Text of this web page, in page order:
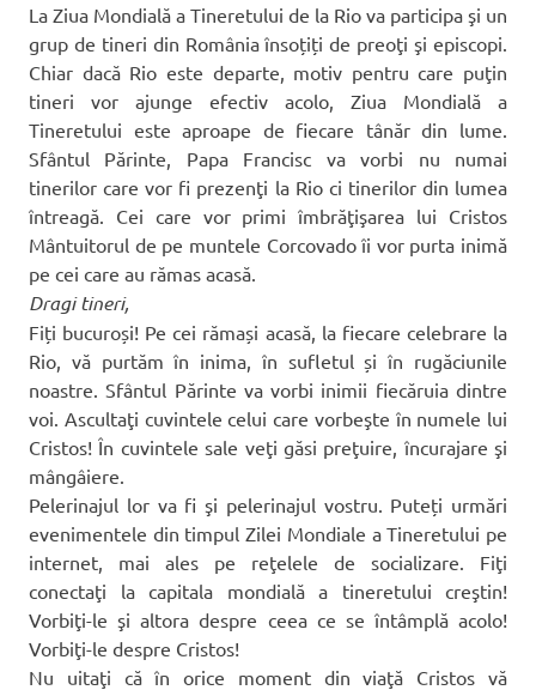
La Ziua Mondială a Tineretului de la Rio va participa şi un
grup de tineri din România însoțiți de preoţi şi episcopi.
Chiar dacă Rio este departe, motiv pentru care puţin
tineri vor ajunge efectiv acolo, Ziua Mondială a
Tineretului este aproape de fiecare tânăr din lume.
Sfântul Părinte, Papa Francisc va vorbi nu numai
tinerilor care vor fi prezenţi la Rio ci tinerilor din lumea
întreagă. Cei care vor primi îmbrăţişarea lui Cristos
Mântuitorul de pe muntele Corcovado îi vor purta inimă
pe cei care au rămas acasă.
Dragi tineri,
Fiți bucuroși! Pe cei rămași acasă, la fiecare celebrare la
Rio, vă purtăm în inima, în sufletul și în rugăciunile
noastre. Sfântul Părinte va vorbi inimii fiecăruia dintre
voi. Ascultaţi cuvintele celui care vorbeşte în numele lui
Cristos! În cuvintele sale veţi găsi preţuire, încurajare şi
mângâiere.
Pelerinajul lor va fi şi pelerinajul vostru. Puteți urmări
evenimentele din timpul Zilei Mondiale a Tineretului pe
internet, mai ales pe reţelele de socializare. Fiţi
conectaţi la capitala mondială a tineretului creştin!
Vorbiţi-le şi altora despre ceea ce se întâmplă acolo!
Vorbiţi-le despre Cristos!
Nu uitaţi că în orice moment din viaţă Cristos vă